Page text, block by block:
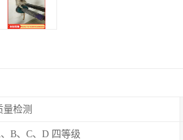
量检测
B、C、D 四等级